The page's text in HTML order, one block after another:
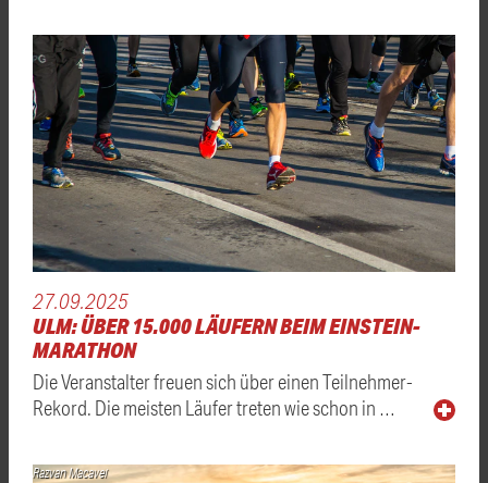
27.09.2025
ULM: ÜBER 15.000 LÄUFERN BEIM EINSTEIN-
MARATHON
Die Veranstalter freuen sich über einen Teilnehmer-
Rekord. Die meisten Läufer treten wie schon in …
Razvan Macavei